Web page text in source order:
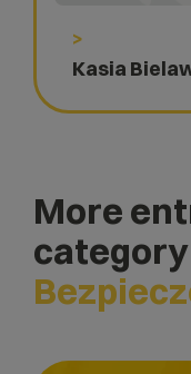
>
Kasia
More
category